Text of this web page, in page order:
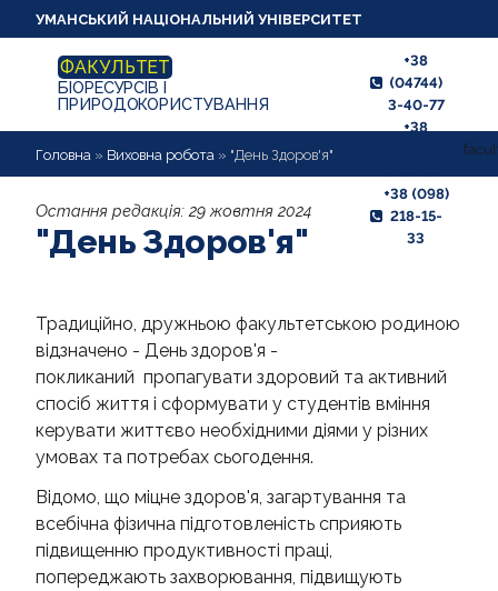
УМАНСЬКИЙ НАЦІОНАЛЬНИЙ УНІВЕРСИТЕТ
ФАКУЛЬТЕТ
БІОРЕСУРСІВ І
ПРИРОДОКОРИСТУВАННЯ
+38
(04744)
3-40-77
+38
+38 (098)
218-15-
33
ПРО ФАКУЛЬТЕТ
АБІТУРІЄНТУ
СТУДЕНТУ
НАУКОВА РОБОТА
ВИХОВНА РОБОТА
МІЖНАРОДНІ ЗВ'ЯЗКИ,
НАДЗВИЧАЙНІ СИТУАЦІЇ
Головна » Виховна робота » "День Здоров'я"
Остання редакція: 29 жовтня 2024
"День Здоров'я"
Традиційно, дружньою факультетською родиною
відзначено - День здоров'я -
покликаний пропагувати здоровий та активний
спосіб життя і сформувати у студентів вміння
керувати життєво необхідними діями у різних
умовах та потребах сьогодення.
Відомо, що міцне здоров'я, загартування та
всебічна фізична підготовленість сприяють
підвищенню продуктивності праці,
попереджають захворювання, підвищують